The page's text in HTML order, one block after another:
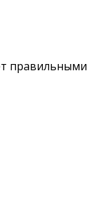
правильными